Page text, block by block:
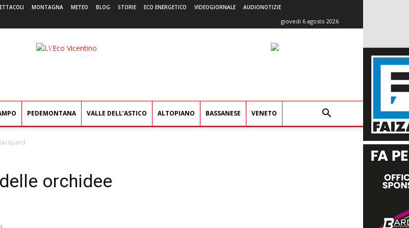
MONTAGNA METEO BLOG STORIE ECO ENERGETICO VIDEOGIORNALE AUDIONOTIZIE
giovedì 6 agosto 2026
L'Eco
PEDEMONTANA VALLE DELL’ASTICO ALTOPIANO BASSANESE VENETO
orchidee